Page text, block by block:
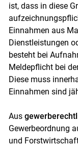
ist, dass in diese
Einnahmen aus
Dienstleistungen
besteht bei
Meldepflicht bei
Diese muss
Einnahmen sind
Aus
Gewerbeordnung
und